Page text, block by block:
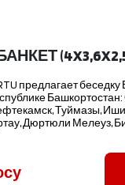
предлагает беседку
Башкортостан:
Туймазы,
Дюртюли Мелеуз,